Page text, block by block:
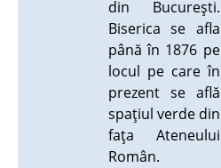
din Bucureşti.
Biserica se afla
până în 1876 pe
locul pe care în
prezent se află
spaţiul verde din
faţa Ateneului
Român.